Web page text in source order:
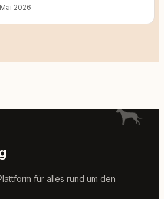
2026
für alles rund um den